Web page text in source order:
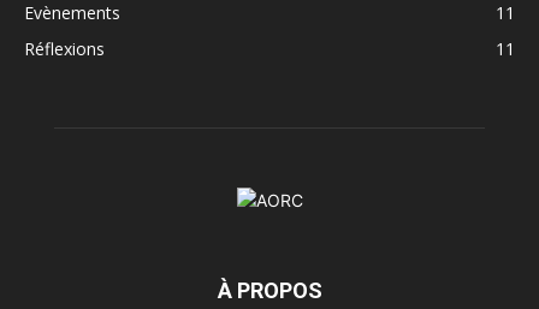
Evènements
11
Réflexions
11
À PROPOS